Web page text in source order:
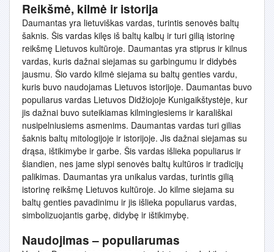
Reikšmė, kilmė ir istorija
Daumantas yra lietuviškas vardas, turintis senovės baltų
šaknis. Šis vardas kilęs iš baltų kalbų ir turi gilią istorinę
reikšmę Lietuvos kultūroje. Daumantas yra stiprus ir kilnus
vardas, kuris dažnai siejamas su garbingumu ir didybės
jausmu. Šio vardo kilmė siejama su baltų genties vardu,
kuris buvo naudojamas Lietuvos istorijoje. Daumantas buvo
populiarus vardas Lietuvos Didžiojoje Kunigaikštystėje, kur
jis dažnai buvo suteikiamas kilmingiesiems ir karališkai
nusipelniusiems asmenims. Daumantas vardas turi gilias
šaknis baltų mitologijoje ir istorijoje. Jis dažnai siejamas su
drąsa, ištikimybe ir garbe. Šis vardas išlieka populiarus ir
šiandien, nes jame slypi senovės baltų kultūros ir tradicijų
palikimas. Daumantas yra unikalus vardas, turintis gilią
istorinę reikšmę Lietuvos kultūroje. Jo kilme siejama su
baltų genties pavadinimu ir jis išlieka populiarus vardas,
simbolizuojantis garbę, didybę ir ištikimybę.
Naudojimas – populiarumas